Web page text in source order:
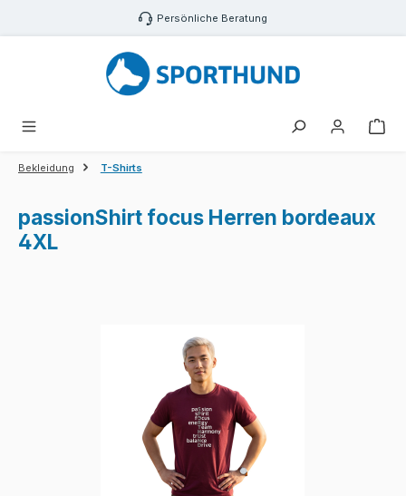
Zum Hauptinhalt springen Persönliche Beratung
Bekleidung T-Shirts
passionShirt focus Herren bordeaux
4XL